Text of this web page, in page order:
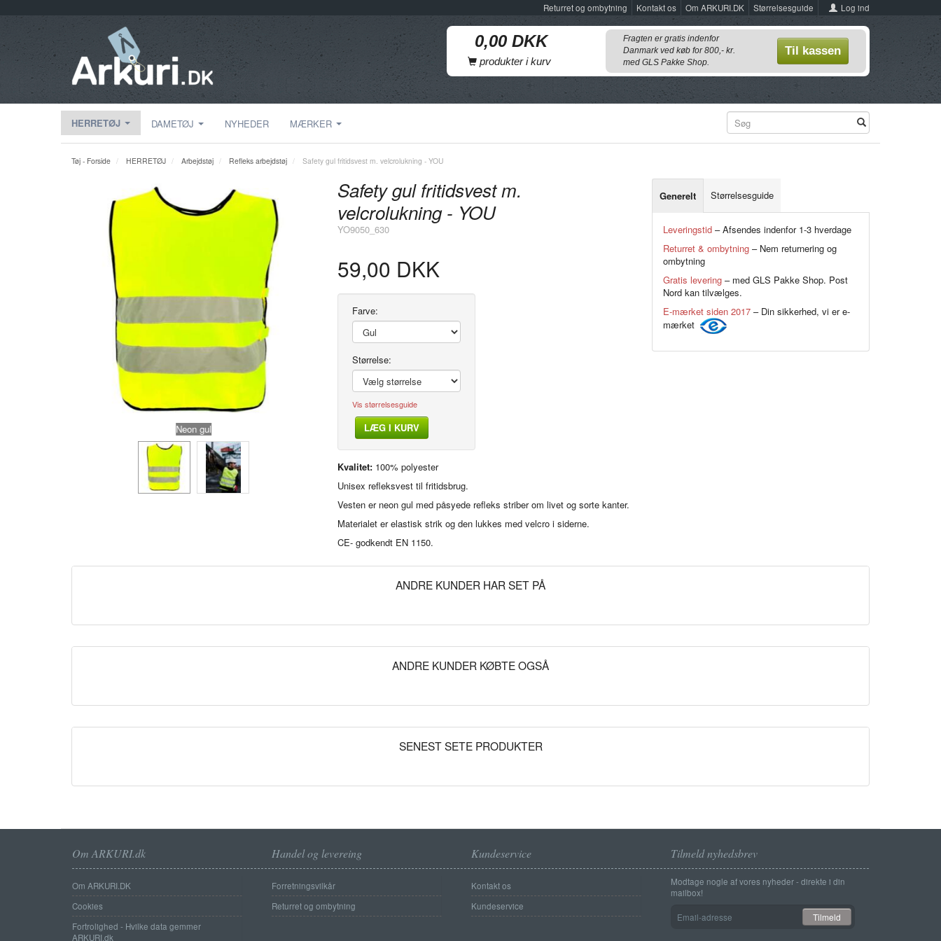
Log ind
Størrelsesguide
Om ARKURI.DK
Kontakt os
Returret og ombytning
produkter i kurv
Fragten er gratis indenfor
Danmark ved køb for 800,- kr.
med GLS Pakke Shop.
Til kassen
HERRETØJ DAMETØJ NYHEDER MÆRKER
Tøj - Forside HERRETØJ Arbejdstøj Refleks arbejdstøj Safety gul fritidsvest m. velcrolukning - YOU
Neon gul Modelfoto
Safety gul fritidsvest m.
velcrolukning - YOU
YO9050_630
59,00 DKK
Vis størrelsesguide
Farve:
Størrelse:
LÆG I KURV
Kvalitet:100% polyester
Unisex refleksvest til fritidsbrug.
Vesten er neon gul med påsyede refleks striber om livet og sorte kanter.
Materialet er elastisk strik og den lukkes med velcro i siderne.
CE- godkendt EN 1150.
Generelt Størrelsesguide
Leveringstid– Afsendes indenfor 1-3 hverdage
Returret & ombytning– Nem returnering og
ombytning
Gratis levering– med GLS Pakke Shop. Post
Nord kan tilvælges.
E-mærket siden 2017– Din sikkerhed, vi er e-
mærket
ANDRE KUNDER HAR SET PÅ
ANDRE KUNDER KØBTE OGSÅ
SENEST SETE PRODUKTER
Om ARKURI.dk
Om ARKURI.DK
Cookies
Fortrolighed - Hvilke data gemmer
ARKURI.dk
Handel og levereing
Forretningsvilkår
Returret og ombytning
Kundeservice
Kontakt os
Kundeservice
Tilmeld nyhedsbrev
Modtage nogle af vores nyheder - direkte i din
mailbox!
adresse
Tilmeld